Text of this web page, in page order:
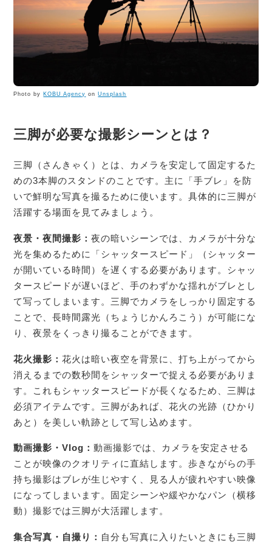
Photo by KOBU Agency onUnsplash
三脚が必要な撮影シーンとは？
三脚（さんきゃく）とは、カメラを安定して固定するた
めの3本脚のスタンドのことです。主に「手ブレ」を防
いで鮮明な写真を撮るために使います。具体的に三脚が
活躍する場面を見てみましょう。
夜景・夜間撮影：夜の暗いシーンでは、カメラが十分な
光を集めるために「シャッタースピード」（シャッター
が開いている時間）を遅くする必要があります。シャッ
タースピードが遅いほど、手のわずかな揺れがブレとし
て写ってしまいます。三脚でカメラをしっかり固定する
ことで、長時間露光（ちょうじかんろこう）が可能にな
り、夜景をくっきり撮ることができます。
花火撮影：花火は暗い夜空を背景に、打ち上がってから
消えるまでの数秒間をシャッターで捉える必要がありま
す。これもシャッタースピードが長くなるため、三脚は
必須アイテムです。三脚があれば、花火の光跡（ひかり
あと）を美しい軌跡として写し込めます。
動画撮影・Vlog：動画撮影では、カメラを安定させる
ことが映像のクオリティに直結します。歩きながらの手
持ち撮影はブレが生じやすく、見る人が疲れやすい映像
になってしまいます。固定シーンや緩やかなパン（横移
動）撮影では三脚が大活躍します。
集合写真・自撮り： 自分も写真に入りたいときにも三脚